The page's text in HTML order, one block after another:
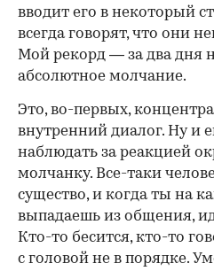
вводит его в некоторый
всегда говорят, что они
Мой рекорд — за два дня
абсолютное молчание.
Это,во-первых,
внутренний диалог. Ну и
наблюдать за реакцией
молчанку. Все-таки
существо, и когда ты на
выпадаешь из общения,
Кто-то бесится,кто-то
с головой не в порядке.